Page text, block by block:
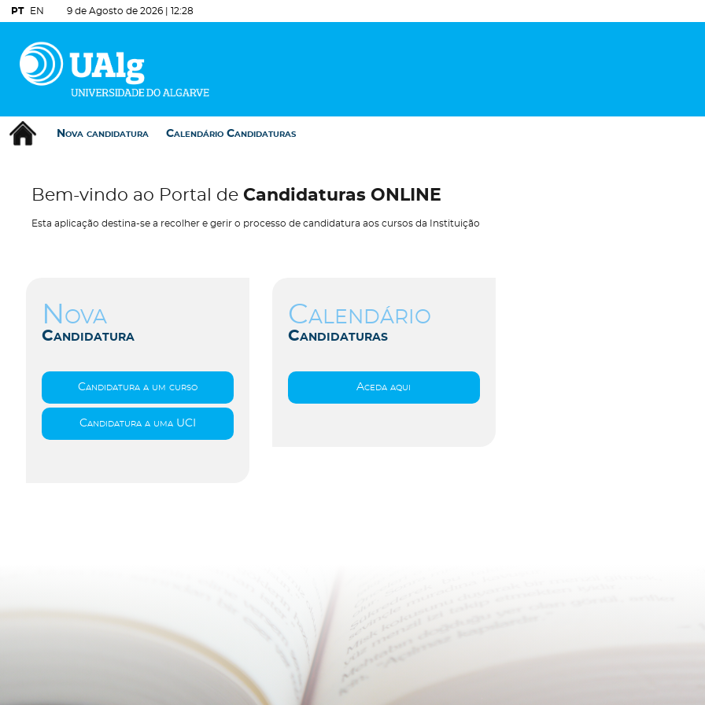
PT EN 9 de Agosto de 2026 | 12:28
Nova candidatura Calendário Candidaturas
Bem-vindo ao Portal de Candidaturas ONLINE
Esta aplicação destina-se a recolher e gerir o processo de candidatura aos cursos da Instituição
Nova
Candidatura
Candidatura a um curso
Candidatura a uma UCI
Calendário
Candidaturas
Aceda aqui